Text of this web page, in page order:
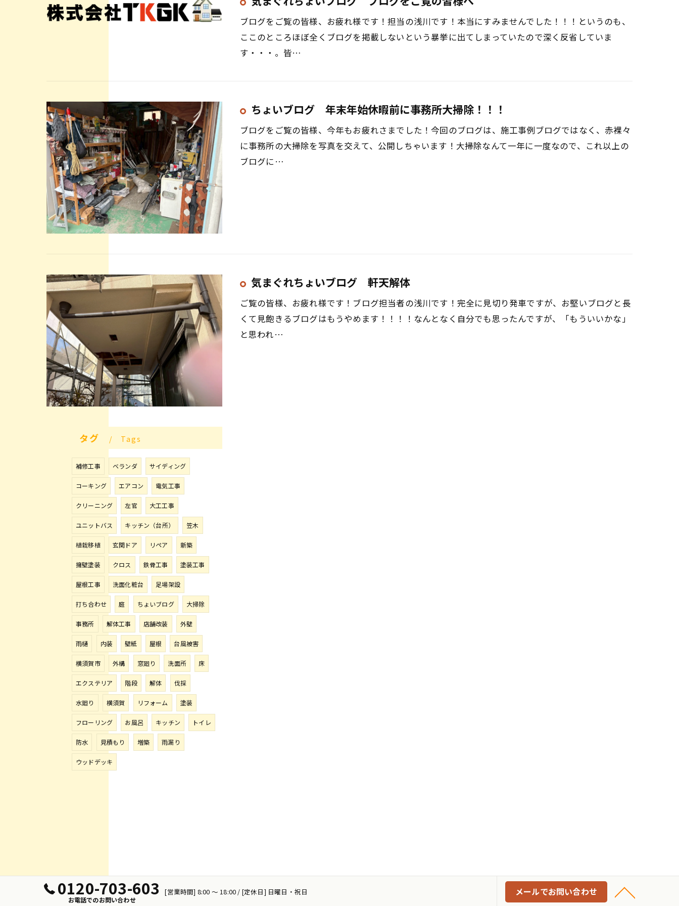
ブログをご覧の皆様、お疲れ様です！担当の浅川です！本当にすみませんでした！！！というのも、
ここのところほぼ全くブログを掲載しないという暴挙に出てしまっていたので深く反省していま
す・・・。皆…
ちょいブログ 年末年始休暇前に事務所大掃除！！！
ブログをご覧の皆様、今年もお疲れさまでした！今回のブログは、施工事例ブログではなく、赤裸々
に事務所の大掃除を写真を交えて、公開しちゃいます！大掃除なんて一年に一度なので、これ以上の
ブログに…
気まぐれちょいブログ 軒天解体
ご覧の皆様、お疲れ様です！ブログ担当者の浅川です！完全に見切り発車ですが、お堅いブログと長
くて見飽きるブログはもうやめます！！！！なんとなく自分でも思ったんですが、「もういいかな」
と思われ…
タグ Tags
補修工事 ベランダ サイディング
コーキング エアコン 電気工事
クリーニング 左官 大工工事
ユニットバス キッチン（台所） 笠木
植栽移植 玄関ドア リペア 新築
擁壁塗装 クロス 鉄骨工事 塗装工事
屋根工事 洗面化粧台 足場架設
打ち合わせ 庭 ちょいブログ 大掃除
事務所 解体工事 店舗改装 外壁
雨樋 内装 壁紙 屋根 台風被害
横須賀市 外構 窓廻り 洗面所 床
エクステリア 階段 解体 伐採
水廻り 横須賀 リフォーム 塗装
フローリング お風呂 キッチン トイレ
防水 見積もり 増築 雨漏り
ウッドデッキ
0120-703-603
お電話でのお問い合わせ
[営業時間] 8:00 〜 18:00 / [定休日] 日曜日・祝日 メールでお問い合わせ